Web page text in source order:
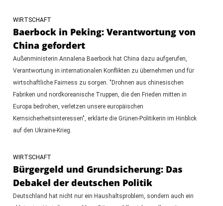
WIRTSCHAFT
Baerbock in Peking: Verantwortung von
China gefordert
Außenministerin Annalena Baerbock hat China dazu aufgerufen,
Verantwortung in internationalen Konflikten zu übernehmen und für
wirtschaftliche Fairness zu sorgen. "Drohnen aus chinesischen
Fabriken und nordkoreanische Truppen, die den Frieden mitten in
Europa bedrohen, verletzen unsere europäischen
Kernsicherheitsinteressen", erklärte die Grünen-Politikerin im Hinblick
auf den Ukraine-Krieg.
WIRTSCHAFT
Bürgergeld und Grundsicherung: Das
Debakel der deutschen Politik
Deutschland hat nicht nur ein Haushaltsproblem, sondern auch ein